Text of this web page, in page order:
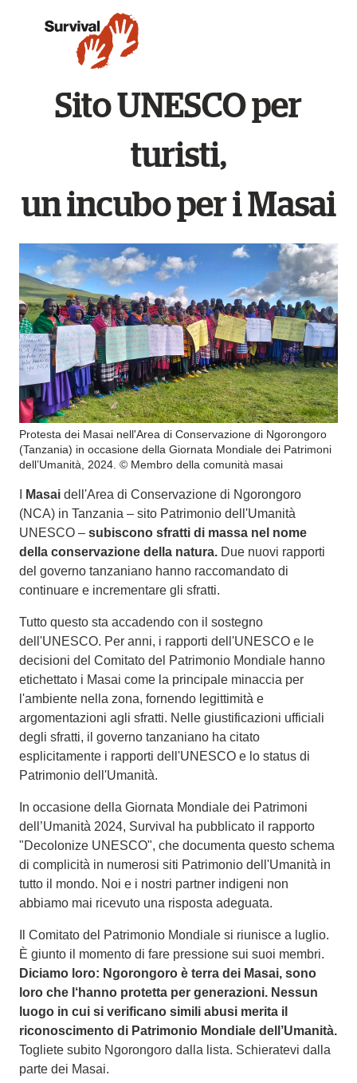
Sito UNESCO per
turisti,
un incubo per i Masai
Protesta dei Masai nell'Area di Conservazione di Ngorongoro
(Tanzania) in occasione della Giornata Mondiale dei Patrimoni
dell’Umanità, 2024. © Membro della comunità masai
Masai dell'Area di Conservazione di Ngorongoro
(NCA) in Tanzania – sito Patrimonio dell'Umanità
UNESCO – subiscono sfratti di massa nel nome
della conservazione della natura. Due nuovi rapporti
del governo tanzaniano hanno raccomandato di
continuare e incrementare gli sfratti.
Tutto questo sta accadendo con il sostegno
dell'UNESCO. Per anni, i rapporti dell'UNESCO e le
decisioni del Comitato del Patrimonio Mondiale hanno
etichettato i Masai come la principale minaccia per
l'ambiente nella zona, fornendo legittimità e
argomentazioni agli sfratti. Nelle giustificazioni ufficiali
degli sfratti, il governo tanzaniano ha citato
esplicitamente i rapporti dell'UNESCO e lo status di
Patrimonio dell'Umanità.
In occasione della Giornata Mondiale dei Patrimoni
dell’Umanità 2024, Survival ha pubblicato il rapporto
"Decolonize UNESCO", che documenta questo schema
di complicità in numerosi siti Patrimonio dell'Umanità in
tutto il mondo. Noi e i nostri partner indigeni non
abbiamo mai ricevuto una risposta adeguata.
Il Comitato del Patrimonio Mondiale si riunisce a luglio.
È giunto il momento di fare pressione sui suoi membri.
Diciamo loro: Ngorongoro è terra dei Masai, sono
loro che l‘hanno protetta per generazioni. Nessun
luogo in cui si verificano simili abusi merita il
riconoscimento di Patrimonio Mondiale dell’Umanità.
Togliete subito Ngorongoro dalla lista. Schieratevi dalla
parte dei Masai.